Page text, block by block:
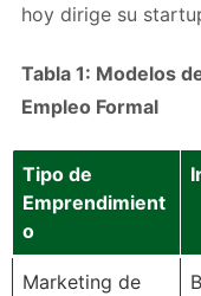
hoy dirige su
Tabla 1: Modelos
Empleo Formal
Tipo de
Emprendimient
o
Marketing de